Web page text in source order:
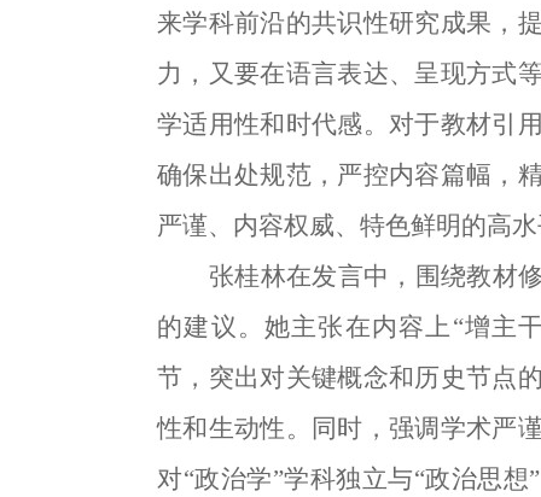
来学科前沿的共识性研究成果，
力，又要在语言表达、呈现方式
学适用性和时代感。对于教材引
确保出处规范，严控内容篇幅，
严谨、内容权威、特色鲜明的高
张桂林在发言中，围绕教材
的建议。她主张在内容上“增主
节，突出对关键概念和历史节点
性和生动性。同时，强调学术严
对“政治学”学科独立与“政治思